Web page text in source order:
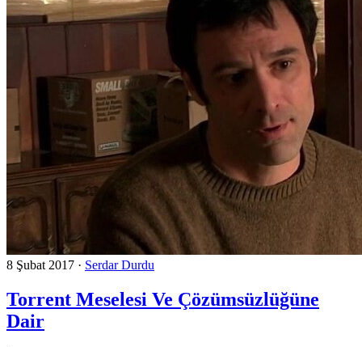
8 Şubat 2017 · Serdar Durdu
Torrent Meselesi Ve Çözümsüzlüğüne
Dair